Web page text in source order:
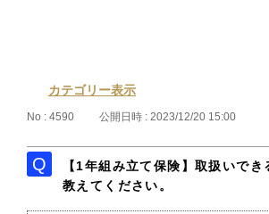
カテゴリー表示
No : 4590 公開日時 : 2023/12/20 15:00
【1年組み立て保険】取扱いでき
教えてください。